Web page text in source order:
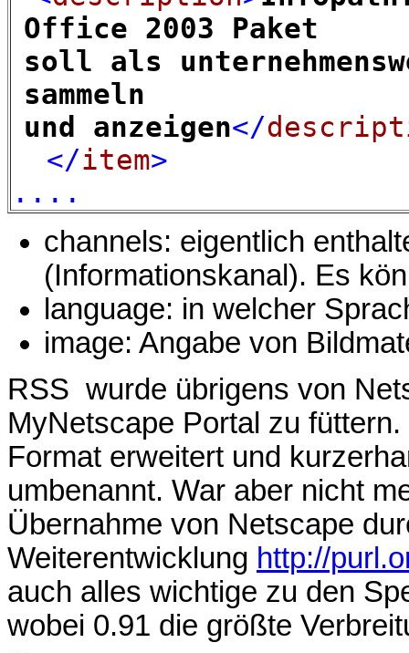
Office 2003 Paket
soll als
sammeln
und anzeigen</
</item>
....
channels: eigentlich
(Informationskanal). Es
language: in welcher
image: Angabe von
RSS wurde übrigens von
MyNetscape Portal zu
Format erweitert und
umbenannt. War aber nicht
Übernahme von Netscape
Weiterentwicklung http://
auch alles wichtige zu den
wobei 0.91 die größte